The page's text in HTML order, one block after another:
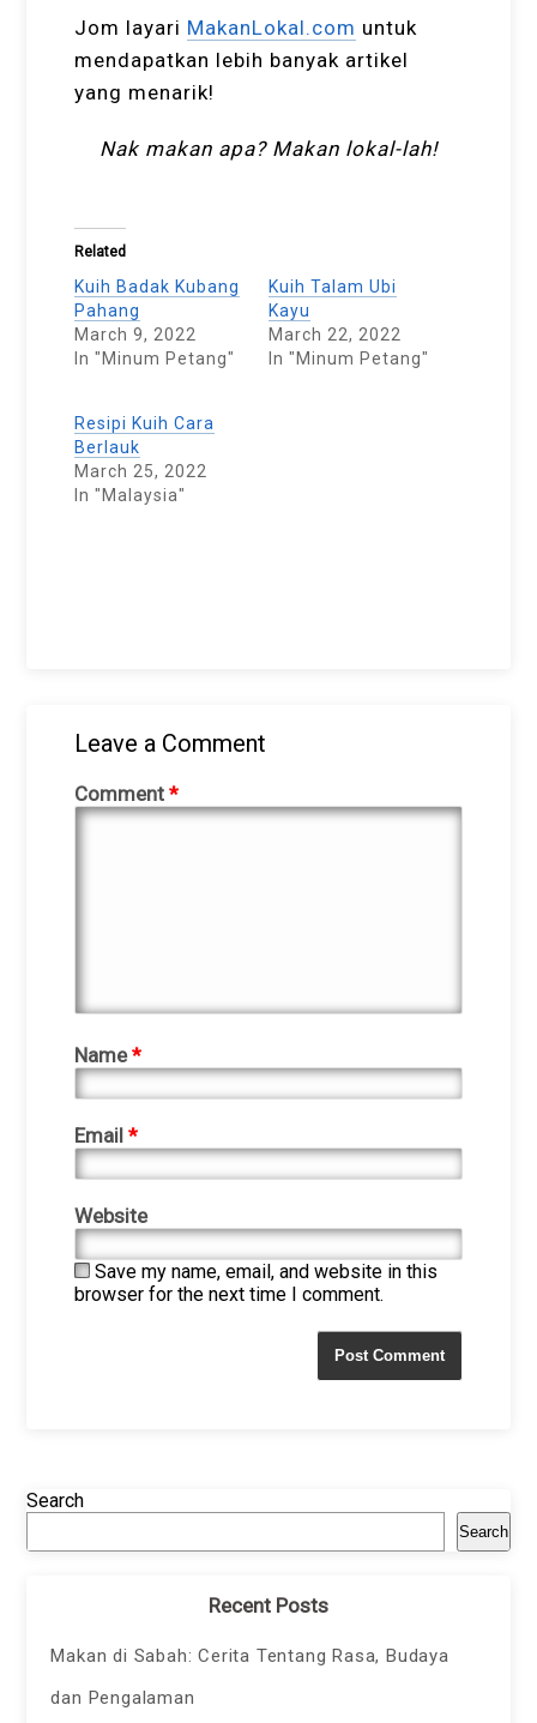
Jom layari MakanLokal.com untuk
mendapatkan lebih banyak artikel
yang menarik!
Nak makan apa? Makan lokal-lah!
Related
Kuih Badak Kubang
Pahang
March 9, 2022
In "Minum Petang"
Kuih Talam Ubi
Kayu
March 22, 2022
In "Minum Petang"
Resipi Kuih Cara
Berlauk
March 25, 2022
In "Malaysia"
Leave a Comment
Comment*
Name*
Email*
Website
Save my name, email, and website in this
browser for the next time I comment.
Search
Search
Recent Posts
Makan di Sabah: Cerita Tentang Rasa, Budaya
dan Pengalaman